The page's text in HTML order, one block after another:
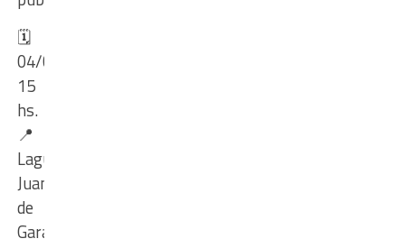
🗓
04/08-
15
hs.
📍
Laguna
Juan
de
Garay